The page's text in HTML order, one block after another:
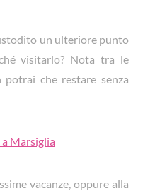
un ulteriore punto
visitarlo? Nota tra le
potrai che restare senza
a Marsiglia
vacanze, oppure alla